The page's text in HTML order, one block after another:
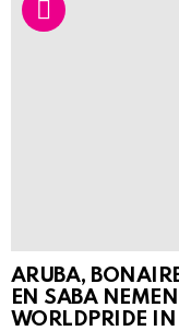
ARUBA,
EN SABA
WORLDPRIDE